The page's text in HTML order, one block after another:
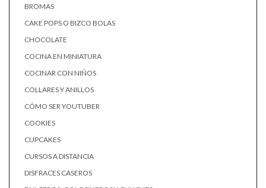
BROMAS
CAKE POPS O BIZCO BOLAS
CHOCOLATE
COCINA EN MINIATURA
COCINAR CON NIÑOS
COLLARES Y ANILLOS
CÓMO SER YOUTUBER
COOKIES
CUPCAKES
CURSOS A DISTANCIA
DISFRACES CASEROS